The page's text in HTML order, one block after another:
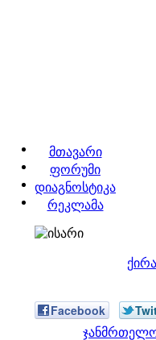
მთავარი
ფორუმი
დიაგნოსტიკა
რეკლამა
Facebook